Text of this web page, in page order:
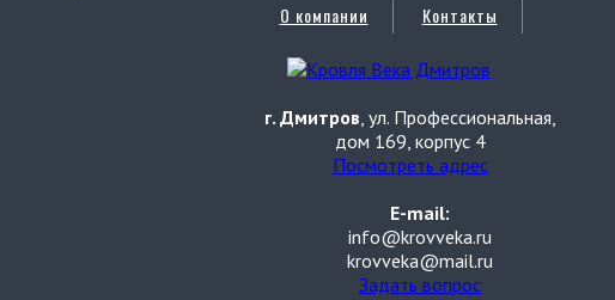
О компании
Контакты
г. Дмитров , ул. Профессиональная,
дом 169, корпус 4
Посмотреть адрес
E-mail:
info@krovveka.ru
krovveka@mail.ru
Задать вопрос